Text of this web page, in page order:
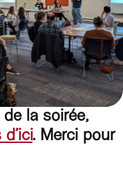
la soirée,
. Merci pour